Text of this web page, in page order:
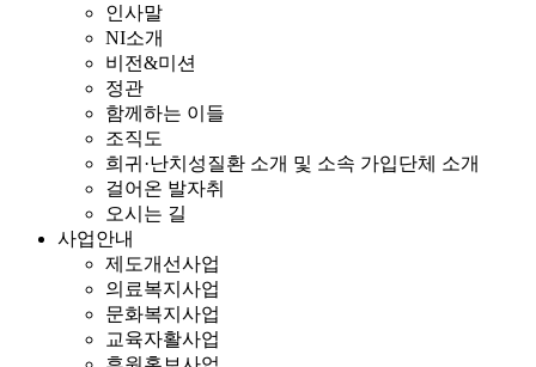
인사말
NI소개
비전&미션
정관
함께하는 이들
조직도
희귀·난치성질환 소개 및 소속 가입단체 소개
걸어온 발자취
오시는 길
사업안내
제도개선사업
의료복지사업
문화복지사업
교육자활사업